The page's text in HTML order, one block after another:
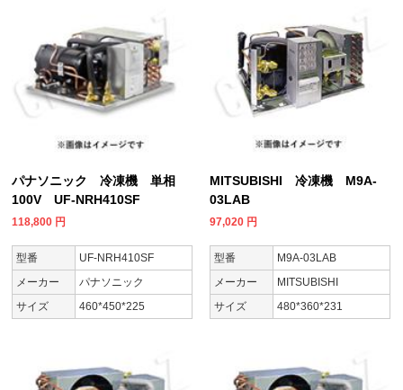
パナソニック 冷凍機 単相
100V UF-NRH410SF
118,800 円
型番
UF-NRH410SF
メーカー
パナソニック
サイズ
460*450*225
MITSUBISHI 冷凍機 M9A-
03LAB
97,020 円
型番
M9A-03LAB
メーカー
MITSUBISHI
サイズ
480*360*231